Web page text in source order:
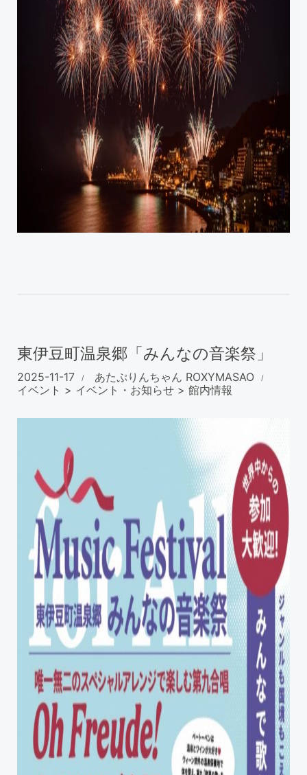
東伊豆町温泉郷「みんなの音楽祭」
2025-11-17 あたぷりんちゃん ROXYMASAO
イベント > イベント・お知らせ > 館内情報